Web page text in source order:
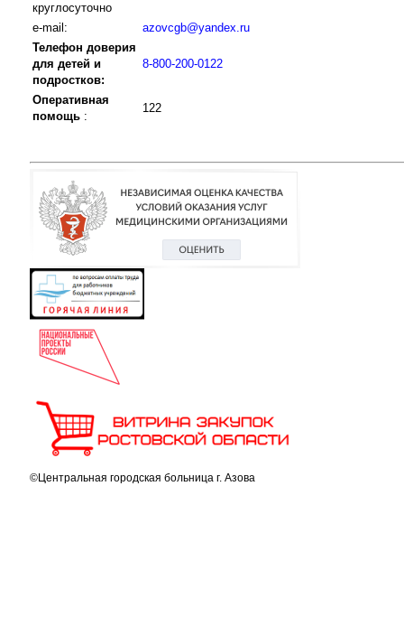
круглосуточно
e-mail:
azovcgb@yandex.ru
Телефон доверия
для детей и
подростков:
8-800-200-0122
Оперативная
помощь :
122
©Центральная городская больница г. Азова